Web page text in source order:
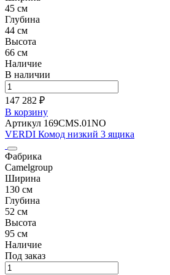
45 см
Глубина
44 см
Высота
66 см
Наличие
В наличии
147 282 ₽
В корзину
Артикул 169CMS.01NO
VERDI Комод низкий 3 ящика
Фабрика
Camelgroup
Ширина
130 см
Глубина
52 см
Высота
95 см
Наличие
Под заказ